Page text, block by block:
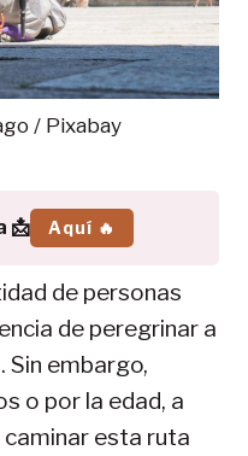
/ Pixabay
📩 Aquí 🔥
de personas
de peregrinar a
embargo,
o por la edad, a
caminar esta ruta